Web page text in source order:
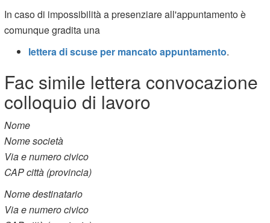
In caso di impossibilità a presenziare all'appuntamento è
comunque gradita una
lettera di scuse per mancato appuntamento.
Fac simile lettera convocazione
colloquio di lavoro
Nome
Nome società
Via e numero civico
CAP città (provincia)
Nome destinatario
Via e numero civico